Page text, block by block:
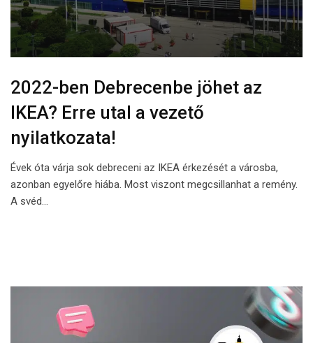
2022-ben Debrecenbe jöhet az
IKEA? Erre utal a vezető
nyilatkozata!
Évek óta várja sok debreceni az IKEA érkezését a városba,
azonban egyelőre hiába. Most viszont megcsillanhat a remény.
A svéd…